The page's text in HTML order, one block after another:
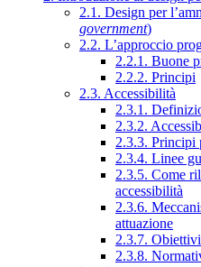
2.1. Design per
government)
2.2. L’approccio
2.2.1. Buone
2.2.2. Principi
2.3. Accessibilità
2.3.1.
2.3.2.
2.3.3. Principi
2.3.4. Linee
2.3.5. Come
accessibilità
2.3.6.
attuazione
2.3.7.
2.3.8.